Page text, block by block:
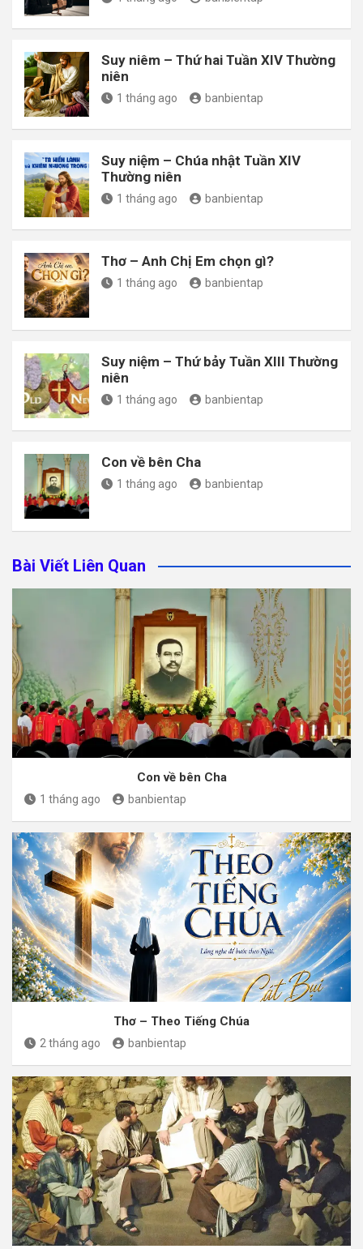
Suy niêm – Thứ hai Tuần XIV Thường
niên
1 tháng ago banbientap
Suy niệm – Chúa nhật Tuần XIV
Thường niên
1 tháng ago banbientap
Thơ – Anh Chị Em chọn gì?
1 tháng ago banbientap
Suy niệm – Thứ bảy Tuần XIII Thường
niên
1 tháng ago banbientap
Con về bên Cha
1 tháng ago banbientap
Bài Viết Liên Quan
Con về bên Cha
1 tháng ago banbientap
Thơ – Theo Tiếng Chúa
2 tháng ago banbientap